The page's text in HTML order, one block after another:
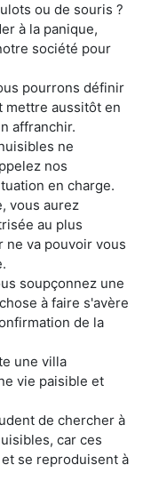
ou de souris ?
à la panique,
société pour
pourrons définir
mettre aussitôt en
affranchir.
ne
nos
en charge.
vous aurez
au plus
ne va pouvoir vous
soupçonnez une
à faire s'avère
de la
une villa
vie paisible et
de chercher à
car ces
se reproduisent à